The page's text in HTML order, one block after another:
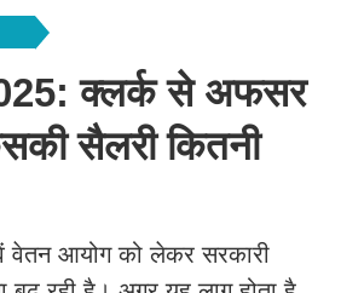
क्लर्क से अफसर
सैलरी कितनी
वेतन आयोग को लेकर सरकारी